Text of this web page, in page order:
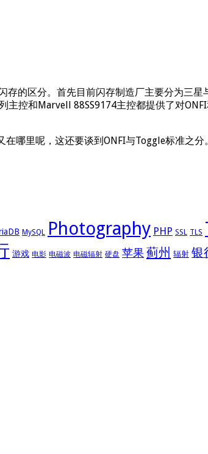
的区分。首先目前闪存制造厂主要分为三
控和Marvell 88SS9174主控都提供了对
哪里呢，这还要谈到ONFI与Toggle标准之分。
MySQL Photography PHP SSL TLS
游戏 电影 电磁波 电磁辐射 硬盘 苹果 蓟州 辐射 银